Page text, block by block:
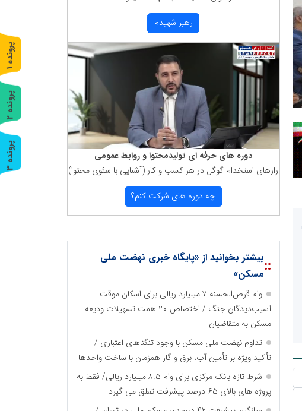
رهبر شهیدم
دوره های حرفه ای تولیدمحتوا و روابط عمومی
رازهای استخدام گوگل در هر كسب و كار (آشنایی با سئوی محتوا)
چه دوره های شركت كنم؟
::بیشتر بخوانید از «پایگاه خبری نهضت ملی
مسکن»
وام قرض‌الحسنه ۷ میلیارد ریالی برای اسکان موقت
آسیب‌دیدگان جنگ / اختصاص ۲۰ همت تسهیلات ودیعه
مسکن به متقاضیان
تداوم نهضت ملی مسکن با وجود تنگناهای اعتباری /
تأکید ویژه بر تأمین آب، برق و گاز همزمان با ساخت واحدها
شرط تازه بانک مرکزی برای وام ۸.۵ میلیارد ریالی/ فقط به
پروژه های بالای ۶۵ درصد پیشرفت تعلق می گیرد
پ
ر
و
ن
د
ه
1
پ
ر
و
ن
د
ه
2
پ
ر
و
ن
د
ه
3